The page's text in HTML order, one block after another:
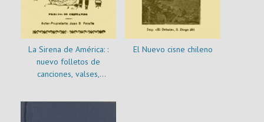
La Sirena de América: :
nuevo folletos de
canciones, valses,
El Nuevo cisne chileno